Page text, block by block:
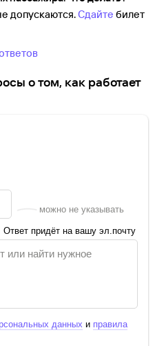
допускаются.Сдайте билет
о том, как работает
можно не указывать
придёт на вашу эл.почту
данных и правила